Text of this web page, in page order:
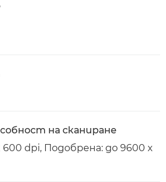
на сканиране
dpi, Подобрена: до 9600 x